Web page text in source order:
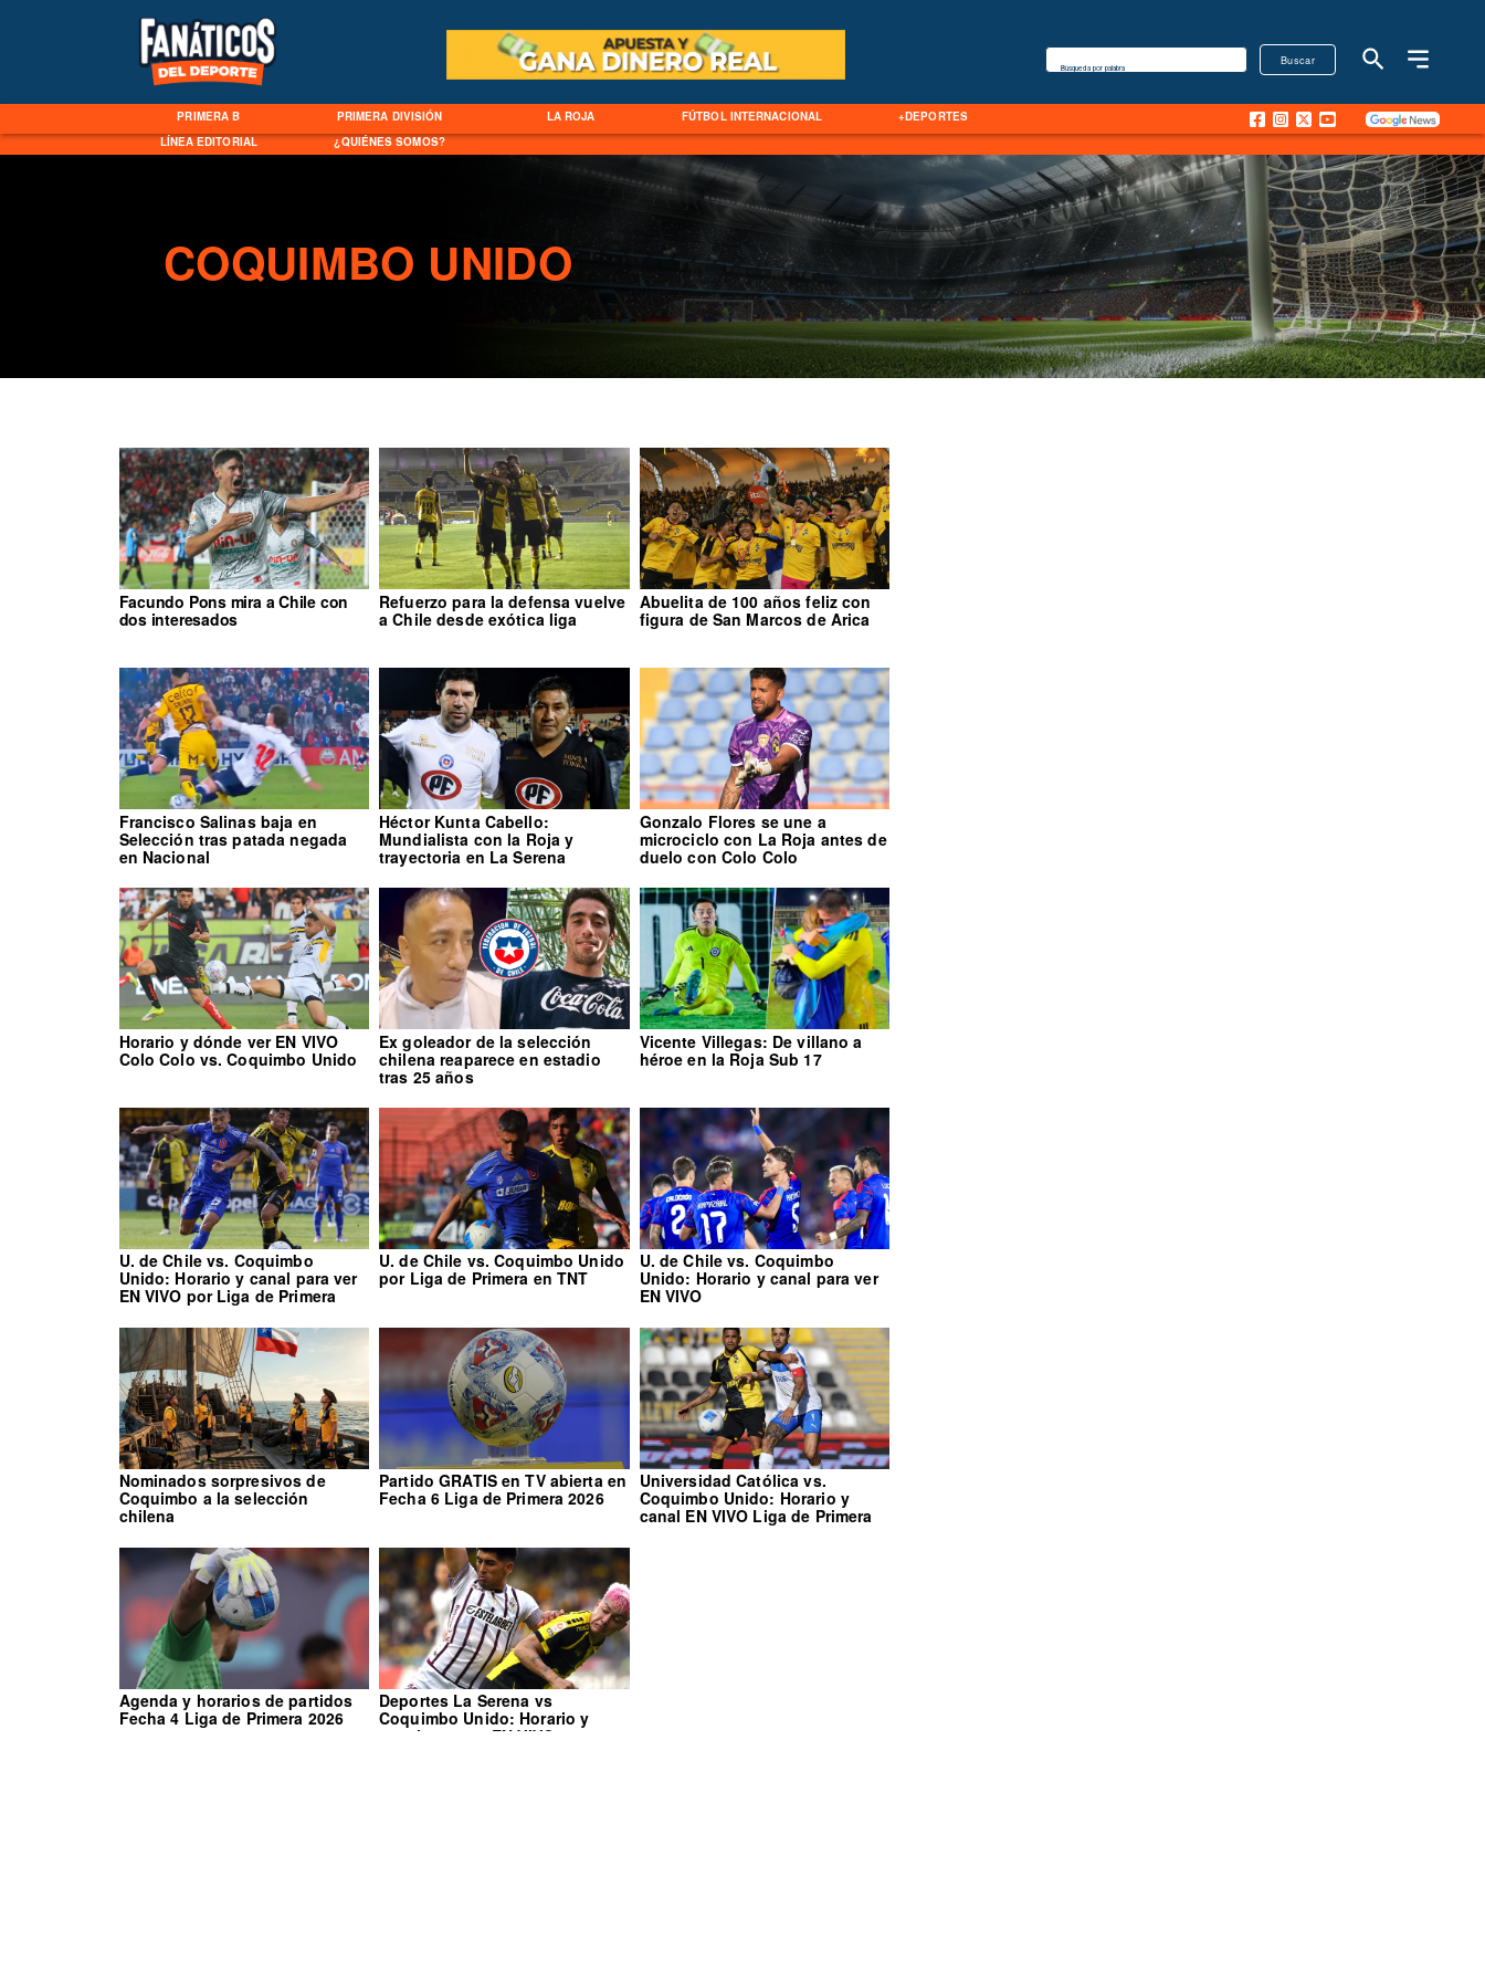
PRIMERA B PRIMERA DIVISIÓN LA ROJA FÚTBOL INTERNACIONAL
+DEPORTES
LÍNEA EDITORIAL
¿QUIÉNES SOMOS?
Buscar
Búsqueda por palabra
COQUIMBO UNIDO
Facundo Pons mira a Chile con
dos interesados
Refuerzo para la defensa vuelve
a Chile desde exótica liga
Abuelita de 100 años feliz con
figura de San Marcos de Arica
Francisco Salinas baja en
Selección tras patada negada
en Nacional
Héctor Kunta Cabello:
Mundialista con la Roja y
trayectoria en La Serena
Gonzalo Flores se une a
microciclo con La Roja antes de
duelo con Colo Colo
Horario y dónde ver EN VIVO
Colo Colo vs. Coquimbo Unido
Ex goleador de la selección
chilena reaparece en estadio
tras 25 años
Vicente Villegas: De villano a
héroe en la Roja Sub 17
U. de Chile vs. Coquimbo
Unido: Horario y canal para ver
EN VIVO por Liga de Primera
U. de Chile vs. Coquimbo Unido
por Liga de Primera en TNT
U. de Chile vs. Coquimbo
Unido: Horario y canal para ver
EN VIVO
Nominados sorpresivos de
Coquimbo a la selección
chilena
Partido GRATIS en TV abierta en
Fecha 6 Liga de Primera 2026
Universidad Católica vs.
Coquimbo Unido: Horario y
canal EN VIVO Liga de Primera
Agenda y horarios de partidos
Fecha 4 Liga de Primera 2026
Deportes La Serena vs
Coquimbo Unido: Horario y
canal para ver EN VIVO